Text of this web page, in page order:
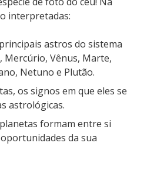
Entrega imediata
úteis
3 horas
interpretadas:
astros do sistema
Mercúrio, Vênus, Marte,
Netuno e Plutão.
os signos em que eles se
astrológicas.
formam entre si
da sua